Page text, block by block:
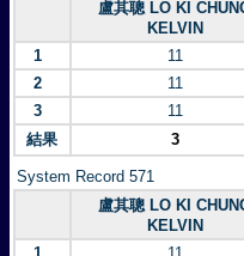
盧其聰 LO KI
KELVIN
1 11
2
11
3
11
結果
3
System Record 571
盧其聰 LO KI
KELVIN